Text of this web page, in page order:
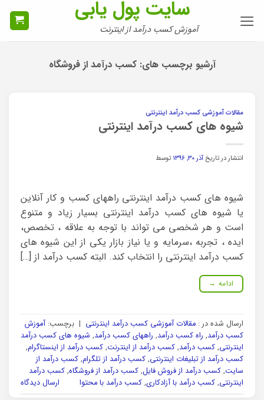
سایت پول یابی
آموزش کسب درآمد از اینترنت
آرشیو برچسب های:کسب درآمد از فروشگاه
مقالات آموزشی کسب درآمد اینترنتی
شیوه های کسب درآمد اینترنتی
انتشار در تاریخآذر ۳۰, ۱۳۹۶ توسط
شیوه های کسب درآمد اینترنتی راههای کسب و کار آنلاین
یا شیوه های کسب درآمد اینترنتی بسیار زیاد و متنوع
است و هر شخصی می تواند با توجه به علاقه ، تخصص،
ایده ، تجربه ،سرمایه و یا نیاز بازار یکی از این شیوه های
کسب درآمد اینترنتی را انتخاب کند. البته کسب درآمد از […]
ادامه →
ارسال شده در : مقالات آموزشی کسب درآمد اینترنتی | برچسب:آموزش
کسب درآمد, راه کسب درآمد, راههای کسب درآمد, شیوه های کسب درآمد
اینترنتی, کسب درآمد, کسب درآمد از اینترنت, کسب درآمد از اینستاگرام,
کسب درآمد از تبلیغات اینترنتی, کسب درآمد از تلگرام, کسب درآمد از
سایت, کسب درآمد از فروش فایل, کسب درآمد از فروشگاه, کسب درآمد
اینترنتی, کسب درآمد با آزادکاری, کسب درآمد با محتوا ارسال دیدگاه